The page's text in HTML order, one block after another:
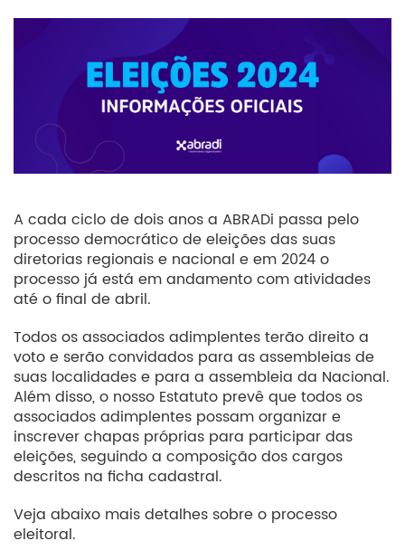
A cada ciclo de dois anos a ABRADi passa pelo
processo democrático de eleições das suas
diretorias regionais e nacional e em 2024 o
processo já está em andamento com atividades
até o final de abril.
Todos os associados adimplentes terão direito a
voto e serão convidados para as assembleias de
suas localidades e para a assembleia da Nacional.
Além disso, o nosso Estatuto prevê que todos os
associados adimplentes possam organizar e
inscrever chapas próprias para participar das
eleições, seguindo a composição dos cargos
descritos na ficha cadastral.
Veja abaixo mais detalhes sobre o processo
eleitoral.